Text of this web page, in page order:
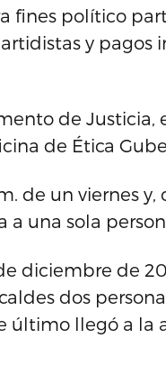
fines político
y pagos
de
de Ética
de un viernes
a una sola
diciembre de
dos
último llegó a